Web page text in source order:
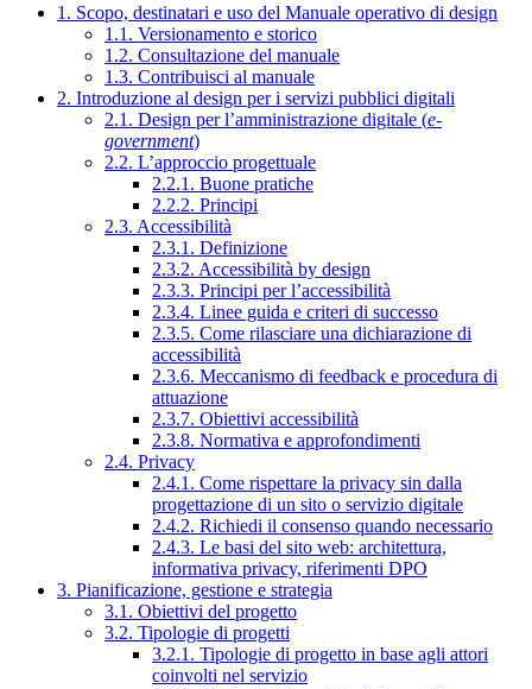
1. Scopo, destinatari e uso del Manuale operativo di design
1.1. Versionamento e storico
1.2. Consultazione del manuale
1.3. Contribuisci al manuale
2. Introduzione al design per i servizi pubblici digitali
2.1. Design per l’amministrazione digitale (e-
government)
2.2. L’approccio progettuale
2.2.1. Buone pratiche
2.2.2. Principi
2.3. Accessibilità
2.3.1. Definizione
2.3.2. Accessibilità by design
2.3.3. Principi per l’accessibilità
2.3.4. Linee guida e criteri di successo
2.3.5. Come rilasciare una dichiarazione di
accessibilità
2.3.6. Meccanismo di feedback e procedura di
attuazione
2.3.7. Obiettivi accessibilità
2.3.8. Normativa e approfondimenti
2.4. Privacy
2.4.1. Come rispettare la privacy sin dalla
progettazione di un sito o servizio digitale
2.4.2. Richiedi il consenso quando necessario
2.4.3. Le basi del sito web: architettura,
informativa privacy, riferimenti DPO
3. Pianificazione, gestione e strategia
3.1. Obiettivi del progetto
3.2. Tipologie di progetti
3.2.1. Tipologie di progetto in base agli attori
coinvolti nel servizio